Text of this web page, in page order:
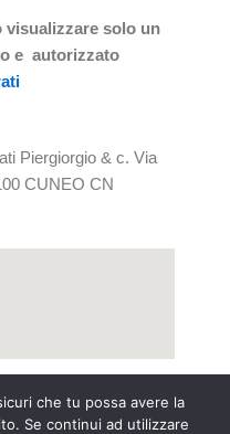
visualizzare solo un
e autorizzato
Piergiorgio & c. Via
CUNEO CN
che tu possa avere la
Se continui ad utilizzare